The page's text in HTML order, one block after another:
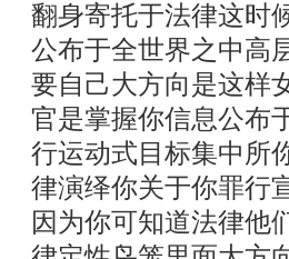
翻身寄托于法律这时
公布于全世界之中高
要自己大方向是这样
官是掌握你信息公布
行运动式目标集中所
律演绎你关于你罪行
因为你可知道法律他